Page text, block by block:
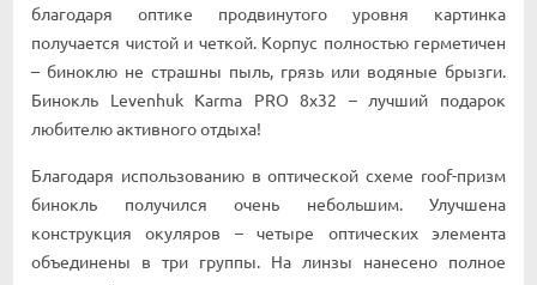
благодаря оптике продвинутого уровня картинка
получается чистой и четкой. Корпус полностью герметичен
– биноклю не страшны пыль, грязь или водяные брызги.
Бинокль Levenhuk Karma PRO 8x32 – лучший подарок
любителю активного отдыха!
Благодаря использованию в оптической схеме roof-призм
бинокль получился очень небольшим. Улучшена
конструкция окуляров – четыре оптических элемента
объединены в три группы. На линзы нанесено полное